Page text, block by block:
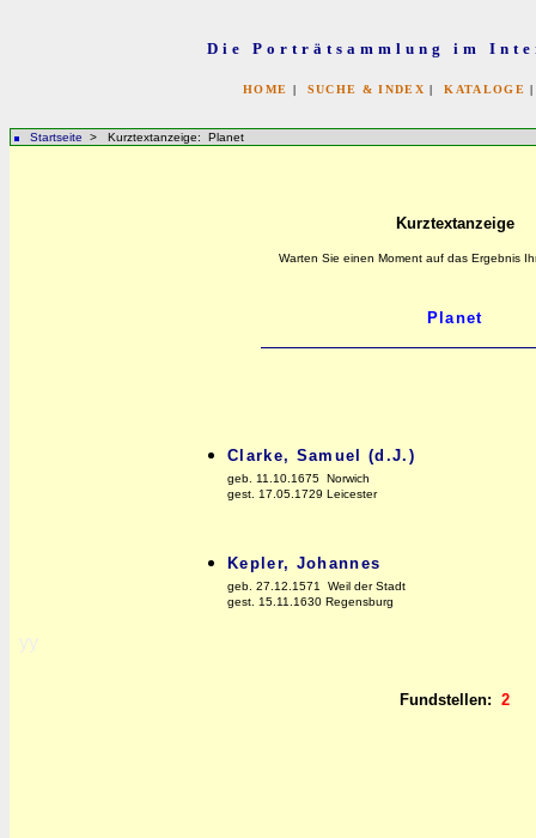
Die Porträtsammlung im
HOME | SUCHE & INDEX |KATALOGE
Startseite > Kurztextanzeige: Planet
yy
Kurztextanzeige
Warten Sie einen Moment auf das Ergebnis
Clarke, Samuel (d.J.)
geb. 11.10.1675 Norwich
gest. 17.05.1729 Leicester
Kepler, Johannes
geb. 27.12.1571 Weil der Stadt
gest. 15.11.1630 Regensburg
Fundstellen: 2